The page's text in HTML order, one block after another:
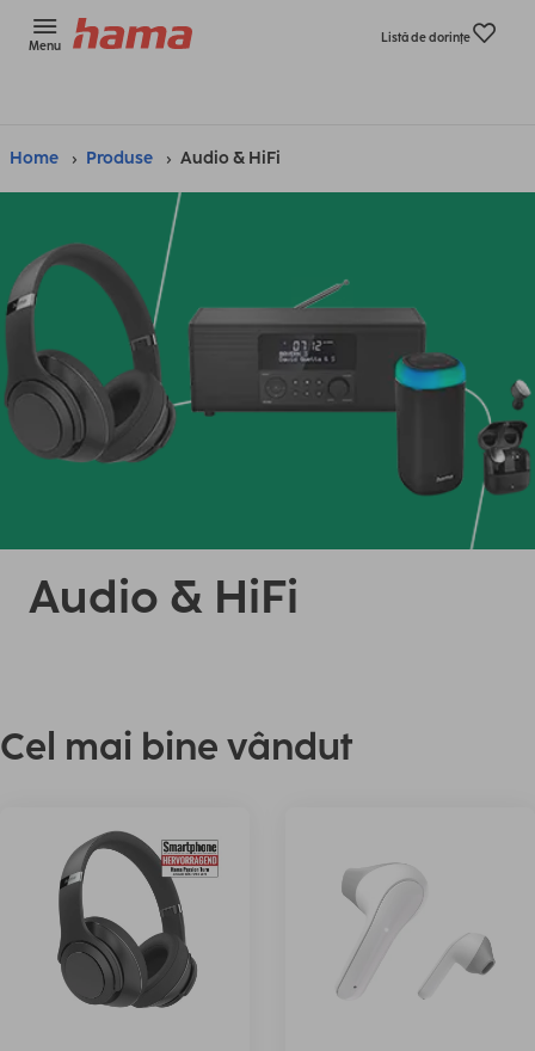
Menu
Listă de dorinţe
Home Produse Audio & HiFi
Audio & HiFi
Cel mai bine vândut